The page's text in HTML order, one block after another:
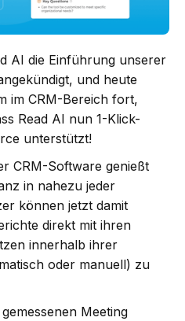
AI die Einführung unserer
und heute
im CRM-Bereich fort,
Read AI nun 1-Klick-
unterstützt!
CRM-Software genießt
in nahezu jeder
können jetzt damit
direkt mit ihren
innerhalb ihrer
oder manuell) zu
Meeting